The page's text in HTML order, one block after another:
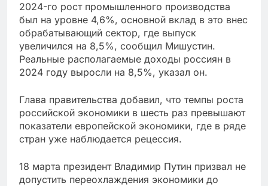
2024-го рост промышленного производства
был на уровне 4,6%, основной вклад в это внес
обрабатывающий сектор, где выпуск
увеличился на 8,5%, сообщил Мишустин.
Реальные располагаемые доходы россиян в
2024 году выросли на 8,5%, указал он.
Глава правительства добавил, что темпы роста
российской экономики в шесть раз превышают
показатели европейской экономики, где в ряде
стран уже наблюдается рецессия.
18 марта президент Владимир Путин призвал не
допустить переохлаждения экономики до